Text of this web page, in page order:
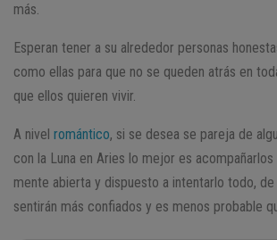
más.
Esperan tener a su alrededor personas
como ellas para que no se queden atrás en
que ellos quieren vivir.
A nivel romántico, si se desea se pareja de
con la Luna en Aries lo mejor es acompañarlos
mente abierta y dispuesto a intentarlo todo,
sentirán más confiados y es menos probable